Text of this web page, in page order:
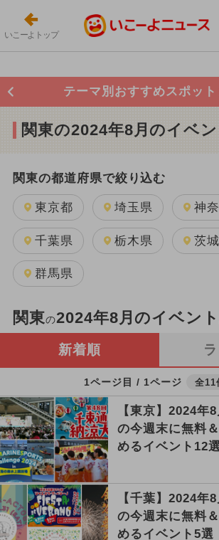
いこーよトップ
テーマ別おすすめスポッ
関東の2024年8月のイベ
関東の都道府県で絞り込む
東京都 埼玉県 神
千葉県 栃木県 茨
群馬県
関東の2024年8月のイベン
新着順
1ページ目 / 1ページ 全11
【東京】2024年
の今週末に無料
めるイベント12
【千葉】2024年
の今週末に無料
めるイベント5選